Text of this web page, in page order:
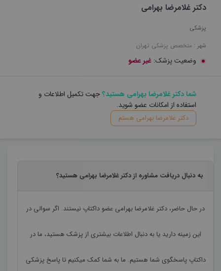
دکتر غلامرضا بهرامی
پزشکی
شهر : متخصص پزشکی تهران
وضعیت پزشک: غیر عضو
شما دکتر غلامرضا بهرامی هستید؟جهت تکمیل اطلاعات و
استفاده از امکانات عضو شوید.
دکتر غلامرضا بهرامی هستم
به دنبال دریافت مشاوره از دکتر غلامرضا بهرامی هستید؟
در حال حاضر، دکتر غلامرضا بهرامی عضو داکتاپ نیستند. اگر سوالی در
این زمینه دارید یا به دنبال اطلاعات بیشتری از پزشک هستید، ما در
داکتاپ پاسخگوی شما هستیم. ما به شما کمک میکنیم تا پاسخ پزشکی